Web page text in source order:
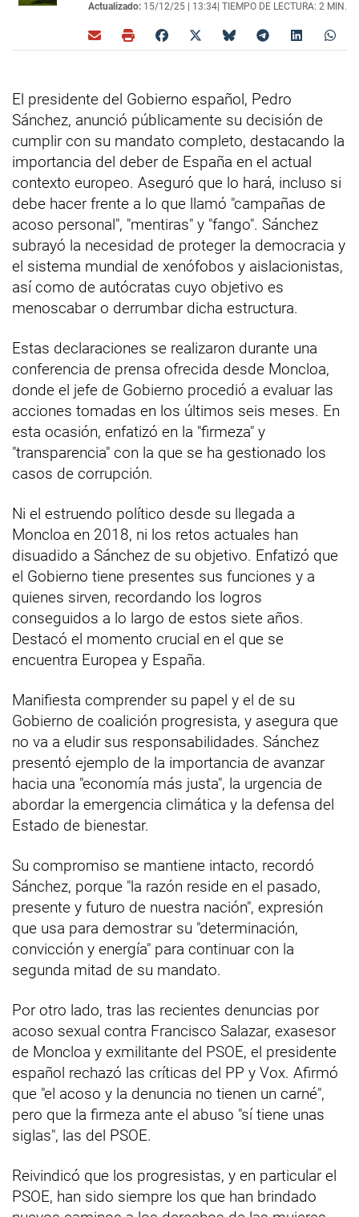
Actualizado: 15/12/25 | 13:34 | TIEMPO DE LECTURA: 2 MIN.
El presidente del Gobierno español, Pedro
Sánchez, anunció públicamente su decisión de
cumplir con su mandato completo, destacando la
importancia del deber de España en el actual
contexto europeo. Aseguró que lo hará, incluso si
debe hacer frente a lo que llamó "campañas de
acoso personal", "mentiras" y "fango". Sánchez
subrayó la necesidad de proteger la democracia y
el sistema mundial de xenófobos y aislacionistas,
así como de autócratas cuyo objetivo es
menoscabar o derrumbar dicha estructura.
Estas declaraciones se realizaron durante una
conferencia de prensa ofrecida desde Moncloa,
donde el jefe de Gobierno procedió a evaluar las
acciones tomadas en los últimos seis meses. En
esta ocasión, enfatizó en la "firmeza" y
"transparencia" con la que se ha gestionado los
casos de corrupción.
Ni el estruendo político desde su llegada a
Moncloa en 2018, ni los retos actuales han
disuadido a Sánchez de su objetivo. Enfatizó que
el Gobierno tiene presentes sus funciones y a
quienes sirven, recordando los logros
conseguidos a lo largo de estos siete años.
Destacó el momento crucial en el que se
encuentra Europea y España.
Manifiesta comprender su papel y el de su
Gobierno de coalición progresista, y asegura que
no va a eludir sus responsabilidades. Sánchez
presentó ejemplo de la importancia de avanzar
hacia una "economía más justa", la urgencia de
abordar la emergencia climática y la defensa del
Estado de bienestar.
Su compromiso se mantiene intacto, recordó
Sánchez, porque "la razón reside en el pasado,
presente y futuro de nuestra nación", expresión
que usa para demostrar su "determinación,
convicción y energía" para continuar con la
segunda mitad de su mandato.
Por otro lado, tras las recientes denuncias por
acoso sexual contra Francisco Salazar, exasesor
de Moncloa y exmilitante del PSOE, el presidente
español rechazó las críticas del PP y Vox. Afirmó
que "el acoso y la denuncia no tienen un carné",
pero que la firmeza ante el abuso "sí tiene unas
siglas", las del PSOE.
Reivindicó que los progresistas, y en particular el
PSOE, han sido siempre los que han brindado